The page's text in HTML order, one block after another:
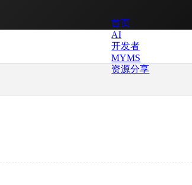
首页
AI
开发者
MYMS
资源分享